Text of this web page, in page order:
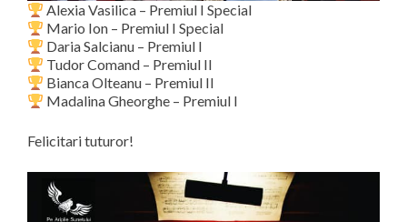
Alexia Vasilica – Premiul I Special
Mario Ion – Premiul I Special
Daria Salcianu – Premiul I
Tudor Comand – Premiul II
Bianca Olteanu – Premiul II
Madalina Gheorghe – Premiul I
Felicitari tuturor!